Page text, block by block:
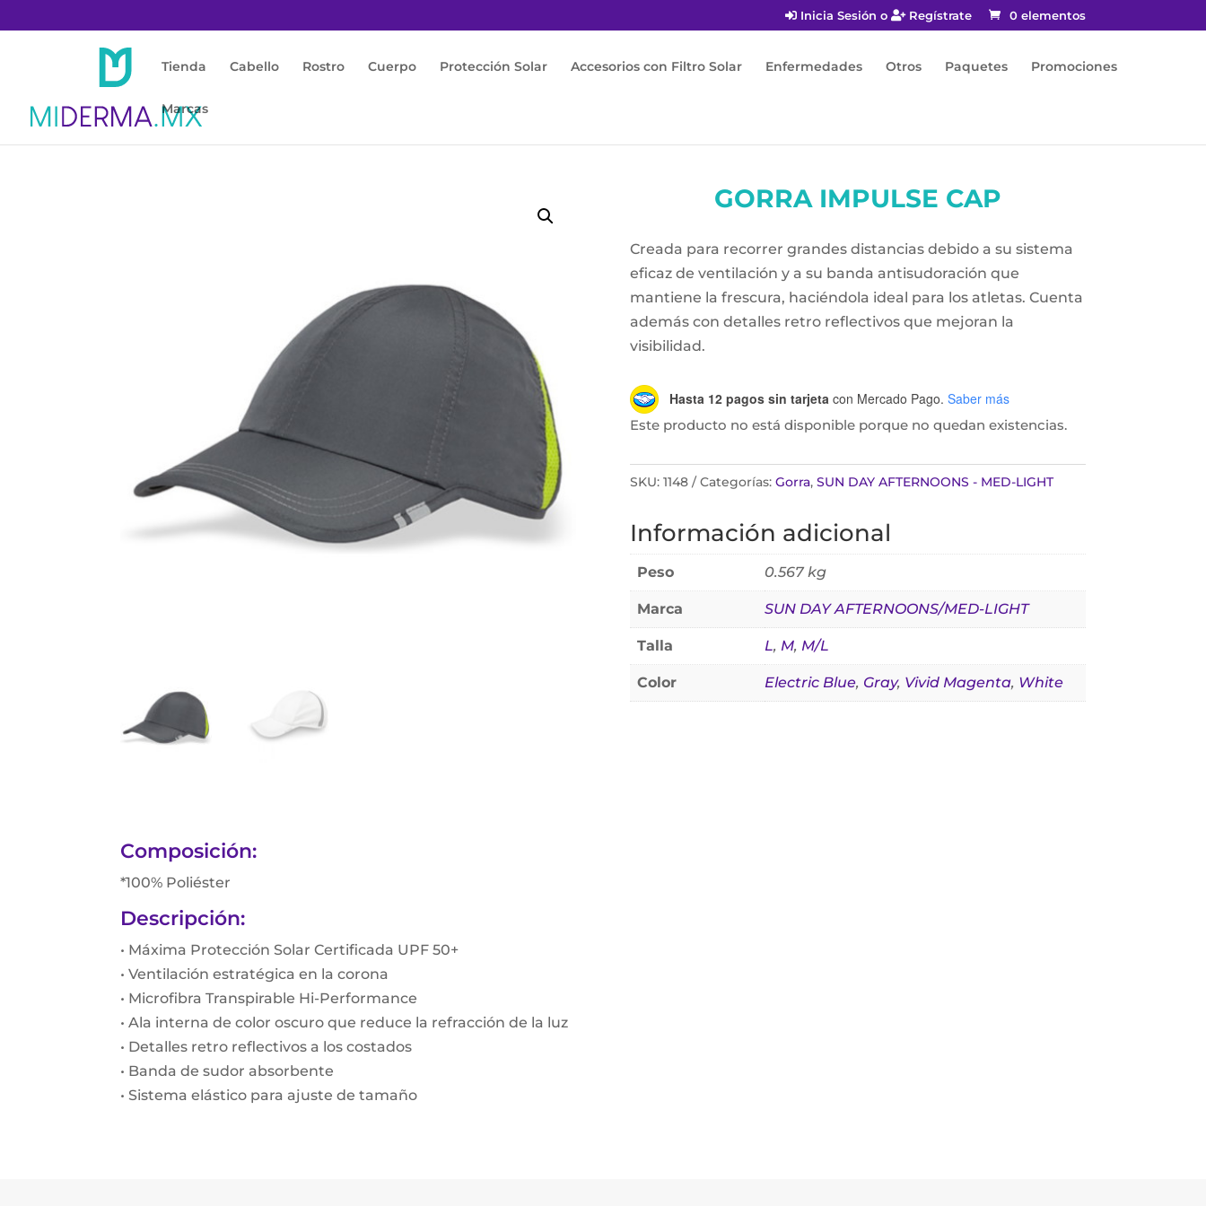
Inicia Sesión o Regístrate 0 elementos
Tienda Cabello Rostro Cuerpo Protección Solar Accesorios con Filtro Solar Enfermedades Otros Paquetes Promociones
Marcas
GORRA IMPULSE CAP
Creada para recorrer grandes distancias debido a su sistema
eficaz de ventilación y a su banda antisudoración que
mantiene la frescura, haciéndola ideal para los atletas. Cuenta
además con detalles retro reflectivos que mejoran la
visibilidad.
Hasta 12 pagos sin tarjetacon Mercado Pago. Saber más
Este producto no está disponible porque no quedan existencias.
SKU: 1148 Categorías: Gorra, SUN DAY AFTERNOONS - MED-LIGHT
Información adicional
Peso 0.567 kg
Marca SUN DAY AFTERNOONS/MED-LIGHT
Talla L, M, M/L
Color Electric Blue, Gray, Vivid Magenta, White
Composición:
*100% Poliéster
Descripción:
• Máxima Protección Solar Certificada UPF 50+
• Ventilación estratégica en la corona
• Microfibra Transpirable Hi-Performance
• Ala interna de color oscuro que reduce la refracción de la luz
• Detalles retro reflectivos a los costados
• Banda de sudor absorbente
• Sistema elástico para ajuste de tamaño